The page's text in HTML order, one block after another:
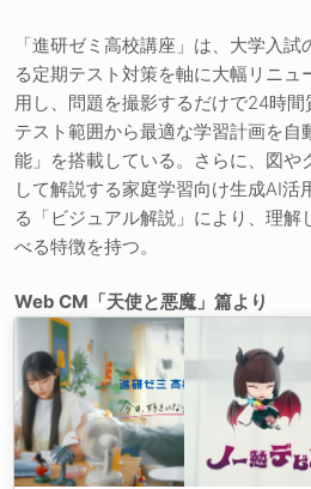
「進研ゼミ高校講座」は、大学入
る定期テスト対策を軸に大幅リニ
用し、問題を撮影するだけで24時間
テスト範囲から最適な学習計画を自
能」を搭載している。さらに、図や
して解説する家庭学習向け生成AI活
る「ビジュアル解説」により、理解
べる特徴を持つ。
Web CM「天使と悪魔」篇より